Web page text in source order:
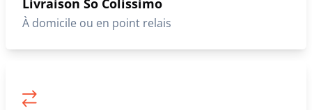
Livraison So Colissimo
À domicile ou en point relais